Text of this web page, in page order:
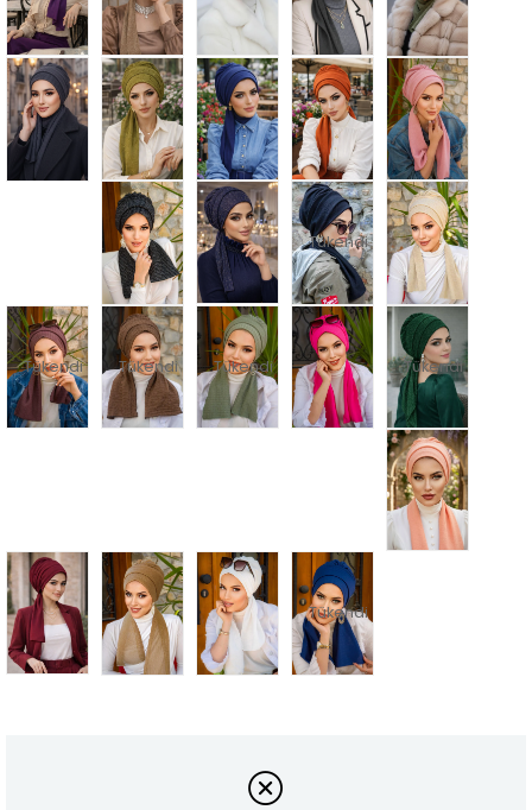
Tükendi
Tükendi Tükendi Tükendi Tükendi
Tükendi